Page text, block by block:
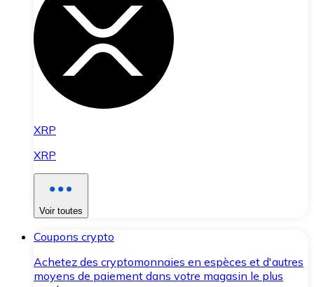
XRP
XRP
Voir toutes
Coupons crypto
Achetez des cryptomonnaies en espèces et d'autres
moyens de paiement dans votre magasin le plus